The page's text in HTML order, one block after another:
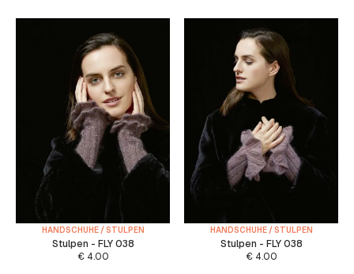
HANDSCHUHE / STULPEN
Stulpen - FLY 038
€4.00
HANDSCHUHE / STULPEN
Stulpen - FLY 038
€4.00